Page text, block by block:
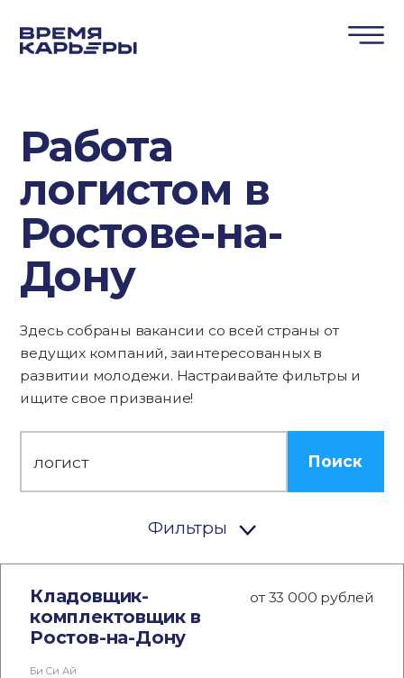
Работа
логистом в
Ростове-на-
Дону
Здесь собраны вакансии со всей страны от
ведущих компаний, заинтересованных в
развитии молодежи. Настраивайте фильтры и
ищите свое призвание!
Поиск
Фильтры
Кладовщик-
комплектовщик в
Ростов-на-Дону
от 33 000 рублей
Би Си Ай